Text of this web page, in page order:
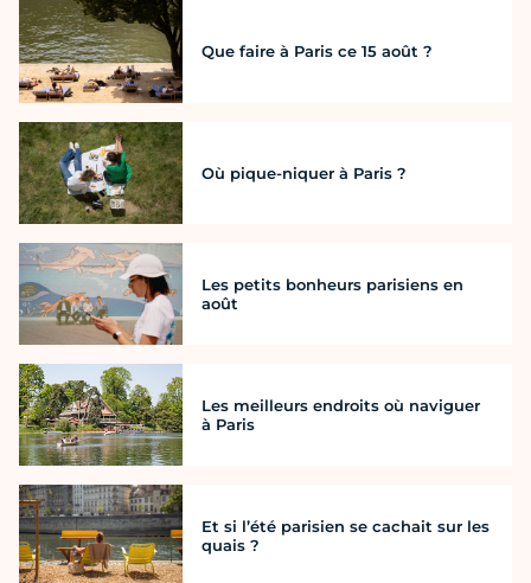
Que faire à Paris ce 15 août ?
Où pique-niquer à Paris ?
Les petits bonheurs parisiens en
août
Les meilleurs endroits où naviguer
à Paris
Et si l’été parisien se cachait sur les
quais ?